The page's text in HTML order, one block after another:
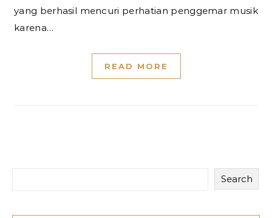
yang berhasil mencuri perhatian penggemar musik
karena…
READ MORE
Search